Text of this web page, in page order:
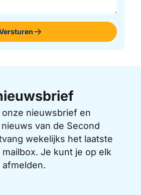
nieuwsbrief en
van de Second
wekelijks het laatste
Je kunt je op elk